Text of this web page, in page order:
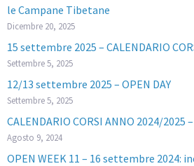
le Campane Tibetane
Dicembre 20, 2025
15 settembre 2025 – CALENDARIO
Settembre 5, 2025
12/13 settembre 2025 – OPEN DAY
Settembre 5, 2025
CALENDARIO CORSI ANNO 2024/
Agosto 9, 2024
OPEN WEEK 11 – 16 settembre 2024: